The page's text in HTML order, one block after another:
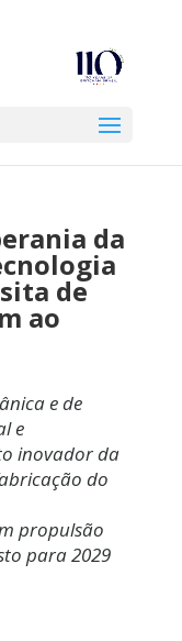
da
de
ao
e de
e
inovador da
do
propulsão
para 2029